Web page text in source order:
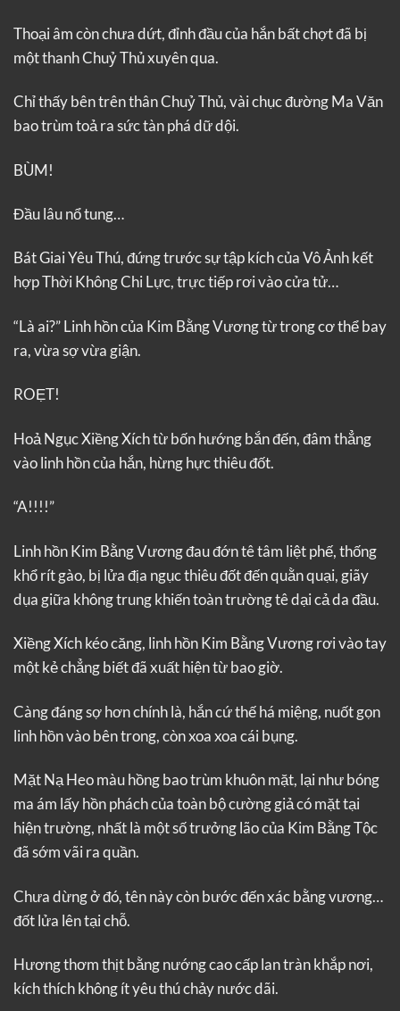
Thoại âm còn chưa dứt, đỉnh đầu của hắn bất chợt đã bị
một thanh Chuỷ Thủ xuyên qua.
Chỉ thấy bên trên thân Chuỷ Thủ, vài chục đường Ma Văn
bao trùm toả ra sức tàn phá dữ dội.
BÙM!
Đầu lâu nổ tung…
Bát Giai Yêu Thú, đứng trước sự tập kích của Vô Ảnh kết
hợp Thời Không Chi Lực, trực tiếp rơi vào cửa tử…
“Là ai?” Linh hồn của Kim Bằng Vương từ trong cơ thể bay
ra, vừa sợ vừa giận.
ROẸT!
Hoả Ngục Xiềng Xích từ bốn hướng bắn đến, đâm thẳng
vào linh hồn của hắn, hừng hực thiêu đốt.
“A!!!!”
Linh hồn Kim Bằng Vương đau đớn tê tâm liệt phế, thống
khổ rít gào, bị lửa địa ngục thiêu đốt đến quằn quại, giãy
dụa giữa không trung khiến toàn trường tê dại cả da đầu.
Xiềng Xích kéo căng, linh hồn Kim Bằng Vương rơi vào tay
một kẻ chẳng biết đã xuất hiện từ bao giờ.
Càng đáng sợ hơn chính là, hắn cứ thế há miệng, nuốt gọn
linh hồn vào bên trong, còn xoa xoa cái bụng.
Mặt Nạ Heo màu hồng bao trùm khuôn mặt, lại như bóng
ma ám lấy hồn phách của toàn bộ cường giả có mặt tại
hiện trường, nhất là một số trưởng lão của Kim Bằng Tộc
đã sớm vãi ra quần.
Chưa dừng ở đó, tên này còn bước đến xác bằng vương…
đốt lửa lên tại chỗ.
Hương thơm thịt bằng nướng cao cấp lan tràn khắp nơi,
kích thích không ít yêu thú chảy nước dãi.